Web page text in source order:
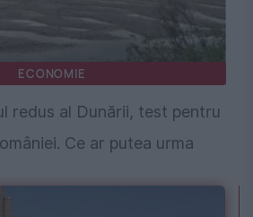
ECONOMIE
redus al Dunării, test pentru
Ce ar putea urma